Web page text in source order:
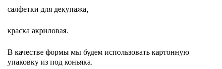
салфетки для декупажа,
краска акриловая.
В качестве формы мы будем использовать картонную
упаковку из под коньяка.